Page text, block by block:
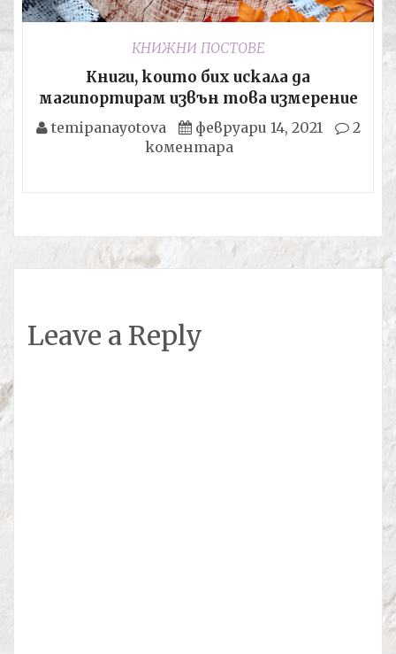
КНИЖНИ ПОСТОВЕ
Книги, които бих искала да
магипортирам извън това измерение
temipanayotova февруари 14, 2021
2
коментара
Leave a Reply